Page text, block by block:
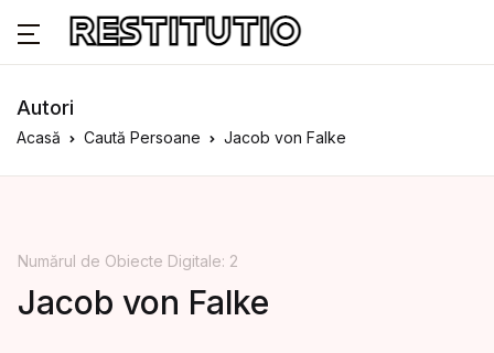
Autori
Acasă Caută Persoane Jacob von Falke
Numărul de Obiecte Digitale: 2
Jacob von Falke